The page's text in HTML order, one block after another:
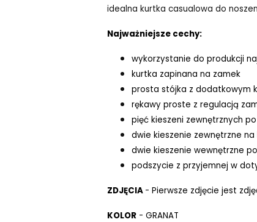
idealna kurtka casualowa do
Najważniejsze cechy:
wykorzystanie do produkcji
kurtka zapinana na zamek
prosta stójka z dodatkowym
rękawy proste z regulacją
pięć kieszeni zewnętrznych
dwie kieszenie zewnętrzne
dwie kieszenie wewnętrzne
podszycie z przyjemnej w
ZDJĘCIA - Pierwsze zdjęcie jest
KOLOR- GRANAT